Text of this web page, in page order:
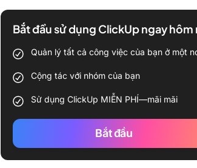
Bắt đầu sử dụng ClickUp ngay hôm
Quản lý tất cả công việc của bạn ở một
Cộng tác với nhóm của bạn
Sử dụng ClickUp MIỄN PHÍ—mãi mãi
Bắt đầu